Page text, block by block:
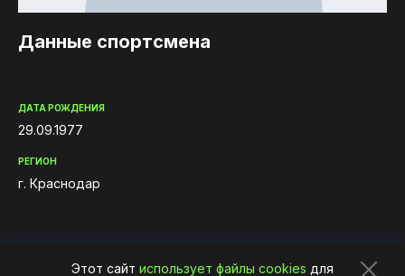
Данные спортсмена
ДАТА РОЖДЕНИЯ
29.09.1977
РЕГИОН
г. Краснодар
Этот сайт использует файлы cookies для